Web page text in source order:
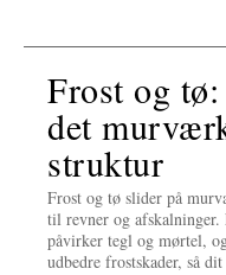
Frost og
det
struktur
Frost og tø slider på
til revner og
påvirker tegl og mørtel,
udbedre frostskader, så